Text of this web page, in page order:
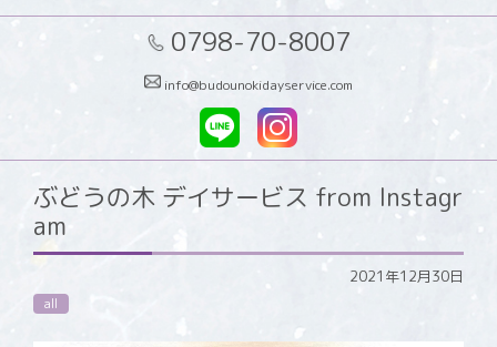
0798-70-8007
info@budounokidayservice.com
ぶどうの木 デイサービス from Instagr
am
2021年12月30日
all